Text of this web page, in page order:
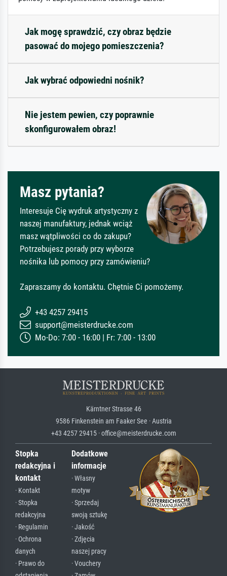
Jak mogę sprawdzić, czy obraz będzie
pasować do mojego pomieszczenia?
Jak wybrać odpowiedni nośnik?
Nie jestem pewien, czy poprawnie
skonfigurowałem obraz!
Masz pytania?
Interesuje Cię wydruk artystyczny z
naszej manufaktury, jednak wciąż
masz wątpliwości co do zakupu?
Potrzebujesz porady przy wyborze
nośnika lub pomocy przy zamówieniu?
Zapraszamy do kontaktu. Chętnie Ci pomożemy.
+43 4257 29415
support@meisterdrucke.com
Mo-Do: 7:00 - 16:00 | Fr: 7:00 - 13:00
Kärntner Strasse 46
9586 Finkenstein am Faaker See · Austria
+43 4257 29415 · office@meisterdrucke.com
Stopka
redakcyjna i
kontakt
· Kontakt
· Stopka
redakcyjna
· Regulamin
· Ochrona
danych
· Prawo do
Dodatkowe
informacje
· Własny
motyw
· Sprzedaj
swoją sztukę
· Jakość
· Zdjęcia
naszej pracy
· Vouchery